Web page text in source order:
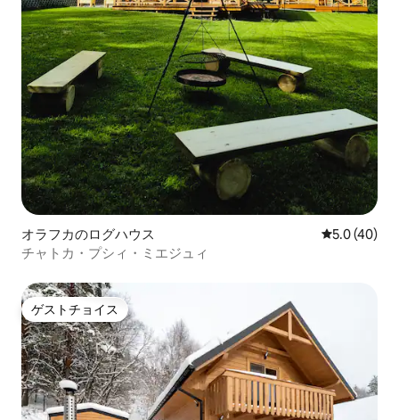
オラフカのログハウス レビュー40
5.0 (40)
チャトカ・プシィ・ミエジュィ
ゲストチョイス
ゲストチョイス